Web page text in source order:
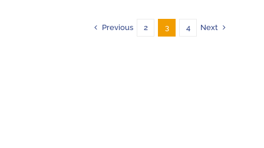
Previous 2 3 4 Next